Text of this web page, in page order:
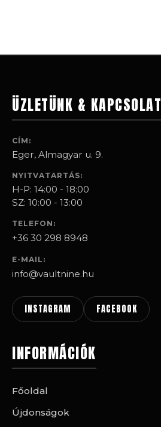
ÜZLETÜNK & KAPCSOLAT
CÍM:
Eger, Almagyar u. 9.
NYITVATARTÁS:
H-P: 14:00 - 18:00
SZ: 10:00 - 13:00
TELEFON:
+36 30 298 8948
E-MAIL:
info@vaultnine.hu
INSTAGRAM FACEBOOK
INFORMÁCIÓK
Főoldal
Újdonságok